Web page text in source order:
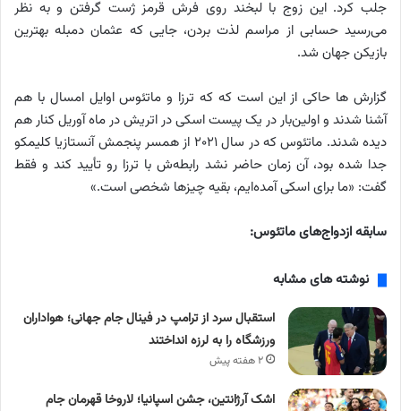
جلب کرد. این زوج با لبخند روی فرش قرمز ژست گرفتن و به نظر
می‌رسید حسابی از مراسم لذت بردن، جایی که عثمان دمبله بهترین
بازیکن جهان شد.
گزارش ها حاکی از این است که که ترزا و ماتئوس اوایل امسال با هم
آشنا شدند و اولین‌بار در یک پیست اسکی در اتریش در ماه آوریل کنار هم
دیده شدند. ماتئوس که در سال ۲۰۲۱ از همسر پنجمش آنستازیا کلیمکو
جدا شده بود، آن زمان حاضر نشد رابطه‌ش با ترزا رو تأیید کند و فقط
گفت: «ما برای اسکی آمده‌ایم، بقیه چیزها شخصی است.»
سابقه ازدواج‌های ماتئوس:
نوشته های مشابه
استقبال سرد از ترامپ در فینال جام جهانی؛ هواداران
ورزشگاه را به لرزه انداختند
۲ هفته پیش
اشک آرژانتین، جشن اسپانیا؛ لاروخا قهرمان جام